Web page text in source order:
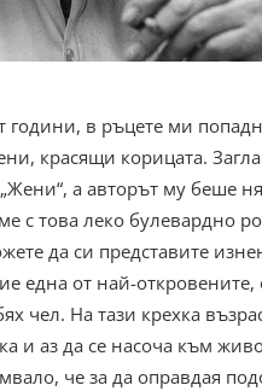
години, в ръцете ми
красящи корицата.
а авторът му беше
с това леко булевардно
да си представите
една от най-
чел. На тази крехка
и аз да се насоча към
че за да оправдая